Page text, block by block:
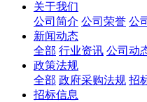
关于我们
公司简介 公司荣誉 公
新闻动态
全部 行业资讯 公司动
政策法规
全部 政府采购法规 招
招标信息